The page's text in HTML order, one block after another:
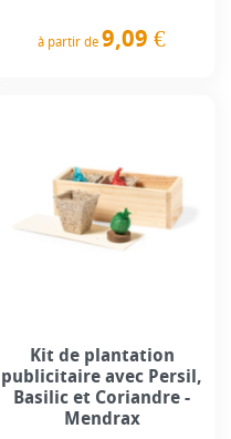
à partir de 9,09 €
Kit de plantation
publicitaire avec Persil,
Basilic et Coriandre -
Mendrax